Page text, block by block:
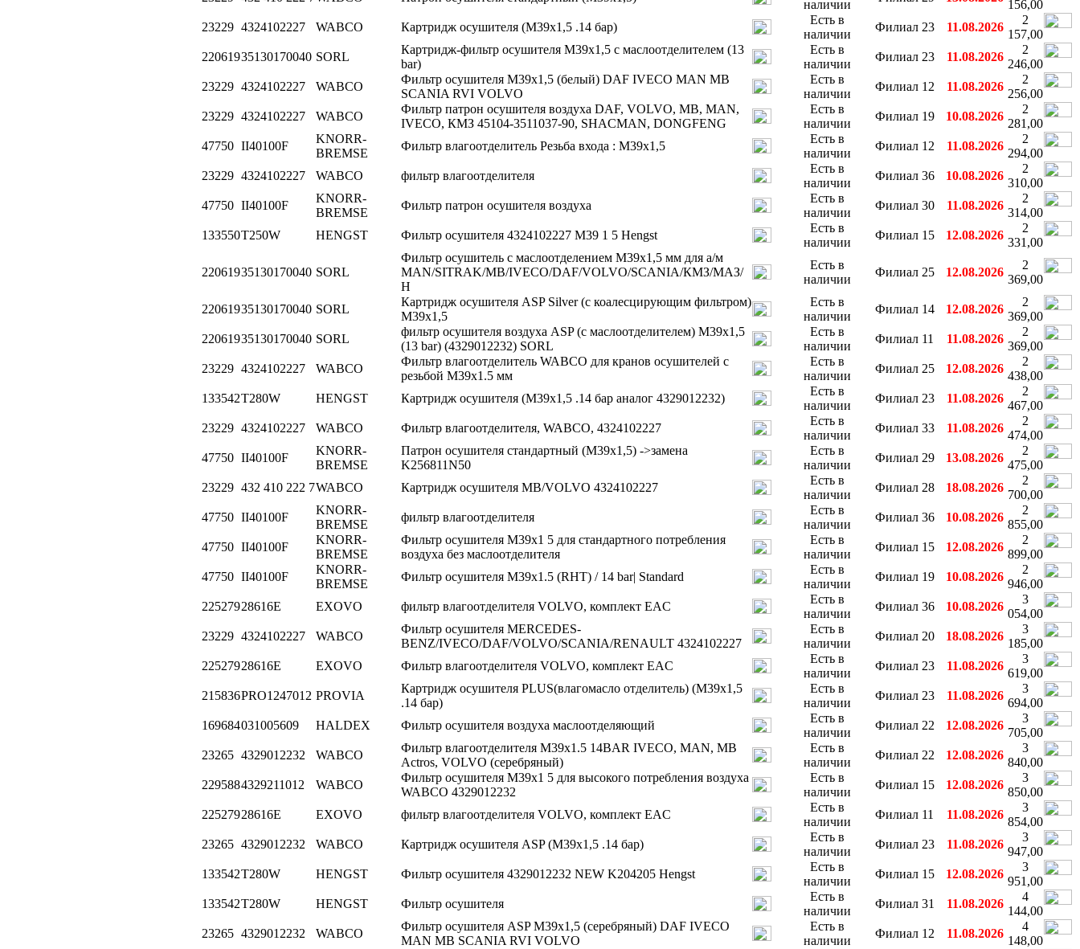
наличии
156,00
23229 4324102227 WABCO Картридж осушителя (M39х1,5 .14 бар)
Есть в
наличии
Филиал 23 11.08.2026
2
157,00
22061935130170040 SORL
Картридж-фильтр осушителя М39х1,5 с маслоотделителем (13
bar)
Есть в
наличии
Филиал 23 11.08.2026
2
246,00
23229 4324102227 WABCO
Фильтр осушителя M39x1,5 (белый) DAF IVECO MAN MB
SCANIA RVI VOLVO
Есть в
наличии
Филиал 12 11.08.2026
2
256,00
23229 4324102227 WABCO
Фильтр патрон осушителя воздуха DAF, VOLVO, MB, MAN,
IVECO, КМЗ 45104-3511037-90, SHACMAN, DONGFENG
Есть в
наличии
Филиал 19 10.08.2026
2
281,00
47750 II40100F
KNORR-
BREMSE
Фильтр влагоотделитель Резьба входа : M39x1,5
Есть в
наличии
Филиал 12 11.08.2026
2
294,00
23229 4324102227 WABCO фильтр влагоотделителя
Есть в
наличии
Филиал 36 10.08.2026
2
310,00
47750 II40100F
KNORR-
BREMSE
Фильтр патрон осушителя воздуха
Есть в
наличии
Филиал 30 11.08.2026
2
314,00
133550T250W HENGST Фильтр осушителя 4324102227 M39 1 5 Hengst
Есть в
наличии
Филиал 15 12.08.2026
2
331,00
22061935130170040 SORL
Фильтр осушитель с маслоотделением M39x1,5 мм для а/м
MAN/SITRAK/MB/IVECO/DAF/VOLVO/SCANIA/КМЗ/МАЗ/
Н
Есть в
наличии
Филиал 25 12.08.2026
2
369,00
22061935130170040 SORL
Картридж осушителя ASP Silver (с коалесцирующим фильтром)
М39х1,5
Есть в
наличии
Филиал 14 12.08.2026
2
369,00
22061935130170040 SORL
фильтр осушителя воздуха ASP (c маслоотделителем) М39х1,5
(13 bar) (4329012232) SORL
Есть в
наличии
Филиал 11 11.08.2026
2
369,00
23229 4324102227 WABCO
Фильтр влагоотделитель WABCO для кранов осушителей с
резьбой M39x1.5 мм
Есть в
наличии
Филиал 25 12.08.2026
2
438,00
133542T280W HENGST Картридж осушителя (M39х1,5 .14 бар аналог 4329012232)
Есть в
наличии
Филиал 23 11.08.2026
2
467,00
23229 4324102227 WABCO Фильтр влагоотделителя, WABCO, 4324102227
Есть в
наличии
Филиал 33 11.08.2026
2
474,00
47750 II40100F
KNORR-
BREMSE
Патрон осушителя стандартный (М39х1,5) ->замена
K256811N50
Есть в
наличии
Филиал 29 13.08.2026
2
475,00
23229 432 410 222 7WABCO Картридж осушителя MB/VOLVO 4324102227
Есть в
наличии
Филиал 28 18.08.2026
2
700,00
47750 II40100F
KNORR-
BREMSE
фильтр влагоотделителя
Есть в
наличии
Филиал 36 10.08.2026
2
855,00
47750 II40100F
KNORR-
BREMSE
Фильтр осушителя М39х1 5 для стандартного потребления
воздуха без маслоотделителя
Есть в
наличии
Филиал 15 12.08.2026
2
899,00
47750 II40100F
KNORR-
BREMSE
Фильтр осушителя M39x1.5 (RHT) / 14 bar| Standard
Есть в
наличии
Филиал 19 10.08.2026
2
946,00
22527928616E EXOVO фильтр влагоотделителя VOLVO, комплект EAC
Есть в
наличии
Филиал 36 10.08.2026
3
054,00
23229 4324102227 WABCO
Фильтр осушителя MERCEDES-
BENZ/IVECO/DAF/VOLVO/SCANIA/RENAULT 4324102227
Есть в
наличии
Филиал 20 18.08.2026
3
185,00
22527928616E EXOVO Фильтр влагоотделителя VOLVO, комплект EAC
Есть в
наличии
Филиал 23 11.08.2026
3
619,00
215836PRO1247012 PROVIA
Картридж осушителя PLUS(влагомасло отделитель) (M39х1,5
.14 бар)
Есть в
наличии
Филиал 23 11.08.2026
3
694,00
169684031005609 HALDEX Фильтр осушителя воздуха маслоотделяющий
Есть в
наличии
Филиал 22 12.08.2026
3
705,00
23265 4329012232 WABCO
Фильтр влагоотделителя M39x1.5 14BAR IVECO, MAN, MB
Actros, VOLVO (серебряный)
Есть в
наличии
Филиал 22 12.08.2026
3
840,00
2295884329211012 WABCO
Фильтр осушителя М39х1 5 для высокого потребления воздуха
WABCO 4329012232
Есть в
наличии
Филиал 15 12.08.2026
3
850,00
22527928616E EXOVO фильтр влагоотделителя VOLVO, комплект EAC
Есть в
наличии
Филиал 11 11.08.2026
3
854,00
23265 4329012232 WABCO Картридж осушителя ASP (M39х1,5 .14 бар)
Есть в
наличии
Филиал 23 11.08.2026
3
947,00
133542T280W HENGST Фильтр осушителя 4329012232 NEW K204205 Hengst
Есть в
наличии
Филиал 15 12.08.2026
3
951,00
133542T280W HENGST Фильтр осушителя
Есть в
наличии
Филиал 31 11.08.2026
4
144,00
23265 4329012232 WABCO
Фильтр осушителя ASP M39x1,5 (серебряный) DAF IVECO
MAN MB SCANIA RVI VOLVO
Есть в
наличии
Филиал 12 11.08.2026
4
148,00